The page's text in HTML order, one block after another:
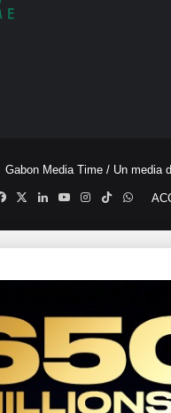
Gabon Media Time / Un media
Facebook
X LinkedinYouTubeInstagram
TikTok